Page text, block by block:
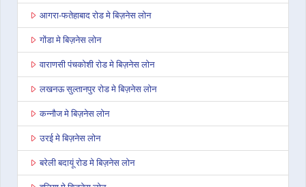
आगरा-फतेहाबाद रोड मे बिज़नेस लोन
गोंडा मे बिज़नेस लोन
वाराणसी पंचकोशी रोड मे बिज़नेस लोन
लखनऊ सुल्तानपुर रोड मे बिज़नेस लोन
कन्नौज मे बिज़नेस लोन
उरई मे बिज़नेस लोन
बरेली बदायूं रोड मे बिज़नेस लोन